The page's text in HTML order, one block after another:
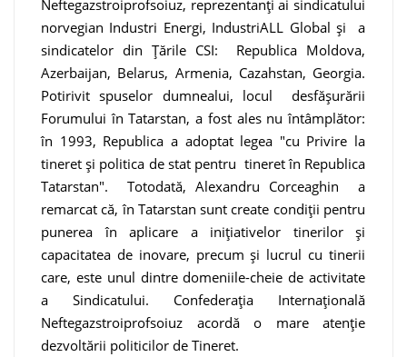
Neftegazstroiprofsoiuz, reprezentanți ai sindicatului
norvegian Industri Energi, IndustriALL Global și a
sindicatelor din Țările CSI: Republica Moldova,
Azerbaijan, Belarus, Armenia, Cazahstan, Georgia.
Potirivit spuselor dumnealui, locul desfășurării
Forumului în Tatarstan, a fost ales nu întâmplător:
în 1993, Republica a adoptat legea "cu Privire la
tineret și politica de stat pentru tineret în Republica
Tatarstan". Totodată, Alexandru Corceaghin a
remarcat că, în Tatarstan sunt create condiții pentru
punerea în aplicare a inițiativelor tinerilor și
capacitatea de inovare, precum și lucrul cu tinerii
care, este unul dintre domeniile-cheie de activitate
a Sindicatului. Confederația Internațională
Neftegazstroiprofsoiuz
acordă o mare atenție
dezvoltării politicilor de Tineret.